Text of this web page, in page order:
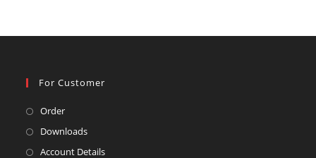
能
蓝
For Customer
OrderOpens
in
DownloadsOpens
in
Account DetailsOpens